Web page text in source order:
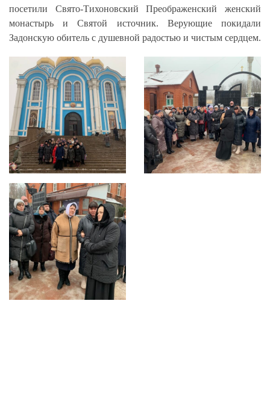
посетили Свято-Тихоновский Преображенский женский
монастырь и Святой источник. Верующие покидали
Задонскую обитель с душевной радостью и чистым сердцем.